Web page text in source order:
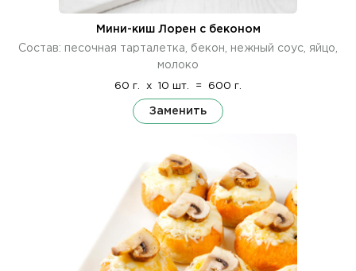
Мини-киш Лорен с беконом
Состав: песочная тарталетка, бекон, нежный соус, яйцо,
молоко
60 г. x 10 шт. = 600 г.
Заменить